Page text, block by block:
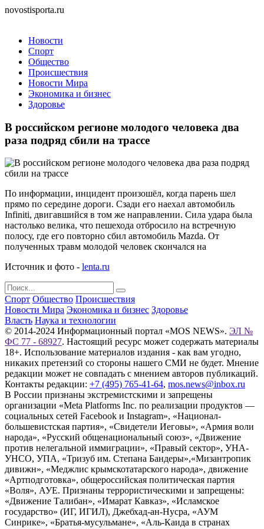
novostisporta.ru
Новости
Спорт
Общество
Происшествия
Новости Мира
Экономика и бизнес
Здоровье
В российском регионе молодого человека два
раза подряд сбили на трассе
По информации, инцидент произошёл, когда парень шел
прямо по середине дороги. Сзади его наехал автомобиль
Infiniti, двигавшийся в том же направлении. Сила удара была
настолько велика, что пешехода отбросило на встречную
полосу, где его повторно сбил автомобиль Mazda. От
полученных травм молодой человек скончался на
Источник и фото - lenta.ru
Спорт Общество Происшествия
Новости Мира Экономика и бизнес Здоровье
Власть Наука и технологии
© 2014-2024 Информационный портал «MOS NEWS». ЭЛ №
ФС 77 - 68927. Настоящий ресурс может содержать материалы
18+. Использование материалов издания - как вам угодно,
никаких претензий со стороны нашего СМИ не будет. Мнение
редакции может не совпадать с мнением авторов публикаций.
Контакты редакции: +7 (495) 765-41-64, mos.news@inbox.ru
В России признаны экстремистскими и запрещены
организации «Meta Platforms Inc. по реализации продуктов —
социальных сетей Facebook и Instagram», «Национал-
большевистская партия», «Свидетели Иеговы», «Армия воли
народа», «Русский общенациональный союз», «Движение
против нелегальной иммиграции», «Правый сектор», УНА-
УНСО, УПА, «Тризуб им. Степана Бандеры»,«Мизантропик
дивижн», «Меджлис крымскотатарского народа», движение
«Артподготовка», общероссийская политическая партия
«Воля», АУЕ. Признаны террористическими и запрещены:
«Движение Талибан», «Имарат Кавказ», «Исламское
государство» (ИГ, ИГИЛ), Джебхад-ан-Нусра, «АУМ
Синрике», «Братья-мусульмане», «Аль-Каида в странах